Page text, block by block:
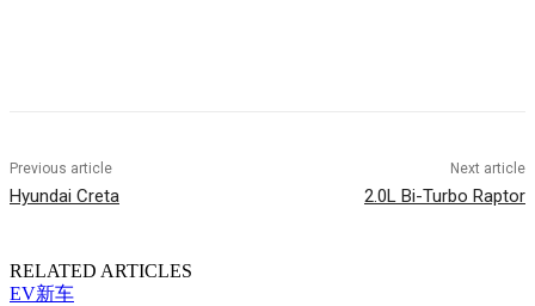
Previous article
Hyundai Creta
Next article
2.0L Bi-Turbo Raptor
RELATED ARTICLES
EV新车